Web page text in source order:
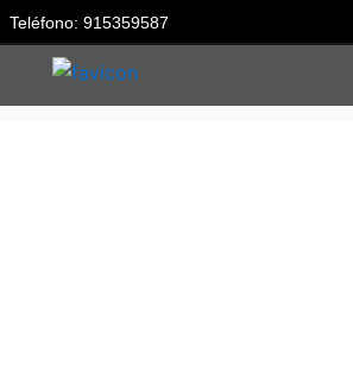
Teléfono: 915359587